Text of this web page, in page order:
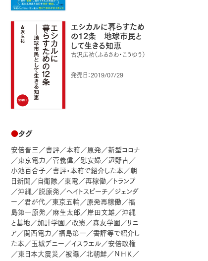
エシカルに暮らすため
の12条 地球市民と
して生きる知恵
古沢広祐（ふるさわ・こうゆう）
発売日：2019/07/29
●タグ
安倍晋三／書評／本箱／原発／新型コロナ
／東京電力／菅義偉／慰安婦／辺野古／
小池百合子／書評・本箱で紹介した本／朝
日新聞／自衛隊／東電／再稼働／トランプ
／沖縄／脱原発／ヘイトスピーチ／ジェンダ
ー／君が代／東京五輪／原発再稼働／福
島第一原発／麻生太郎／岸田文雄／沖縄
と基地／加計学園／改憲／森友学園／リニ
ア／関西電力／福島第一／書評等で紹介し
た本／玉城デニー／イスラエル／安倍政権
／東日本大震災／被曝／北朝鮮／ＮＨＫ／